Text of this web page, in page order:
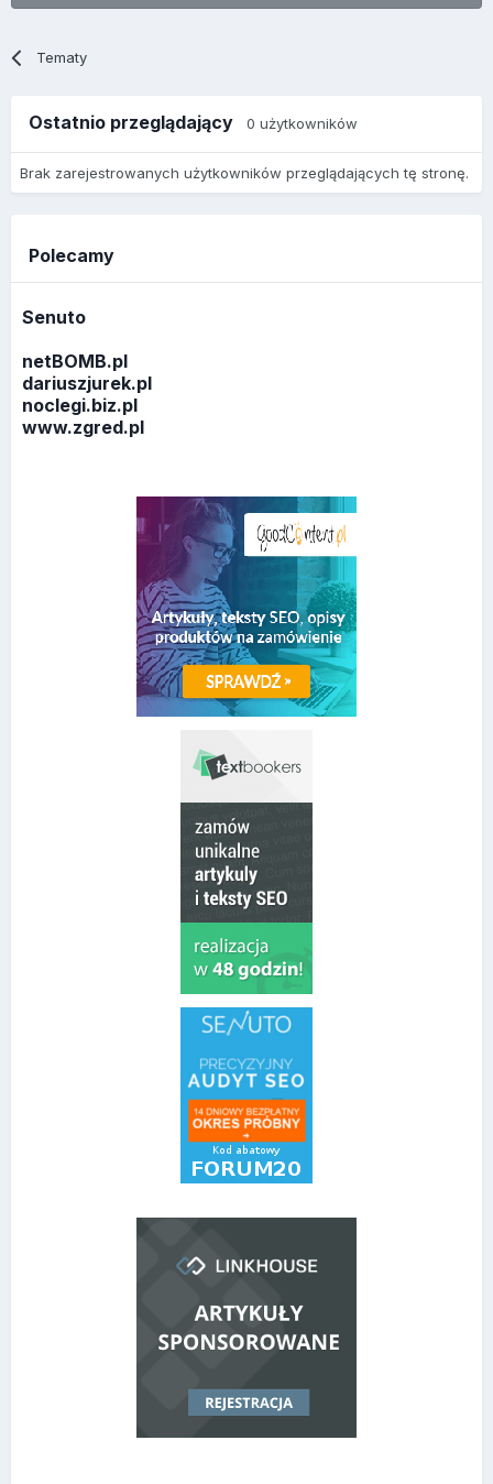
Tematy
Ostatnio przeglądający 0 użytkowników
Brak zarejestrowanych użytkowników przeglądających tę stronę.
Polecamy
Senuto
netBOMB.pl
dariuszjurek.pl
noclegi.biz.pl
www.zgred.pl